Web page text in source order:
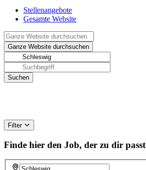
Stellenangebote
Gesamte Website
Filter
Finde hier den Job, der zu dir passt